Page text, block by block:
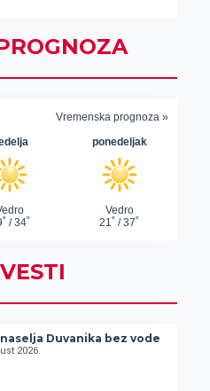
Duvanika bez vode
2026.